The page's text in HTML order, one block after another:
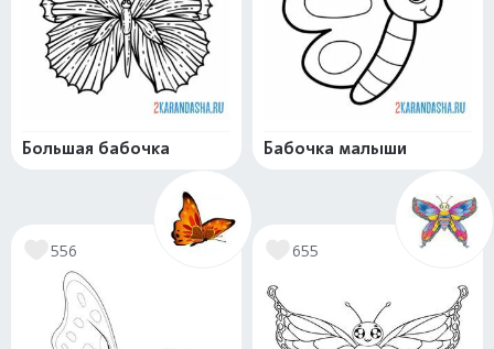
Большая бабочка Бабочка малыши
556 655